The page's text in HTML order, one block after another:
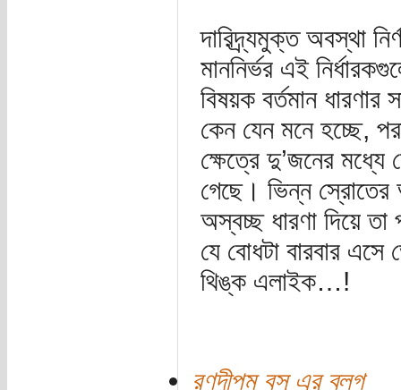
দারিদ্র্যমুক্ত অবস্থা
মাননির্ভর এই
বিষয়ক বর্তমান
কেন যেন মনে হচ্ছে,
ক্ষেত্রে দু’জনের
গেছে। ভিন্ন স্রোতের
অস্বচ্ছ ধারণা দিয়ে
যে বোধটা বারবার
থিঙ্ক এলাইক…!
রণদীপম বসু এর ব্লগ